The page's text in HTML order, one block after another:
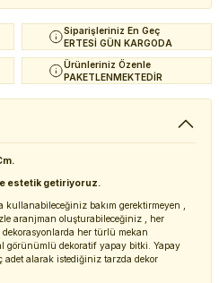
Siparişleriniz En Geç
ERTESİ GÜN KARGODA
Ürünleriniz Özenle
PAKETLENMEKTEDİR
estetik getiriyoruz.
kullanabileceğiniz bakım gerektirmeyen ,
aranjman oluşturabileceğiniz , her
her türlü mekan
görünümlü dekoratif yapay bitki. Yapay
alarak istediğiniz tarzda dekor